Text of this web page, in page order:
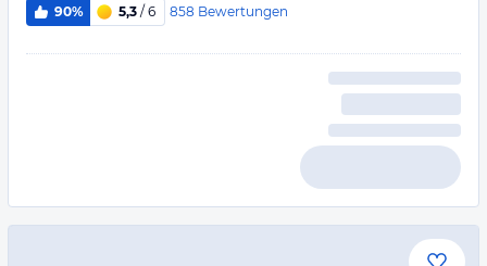
90% 5,3 / 6 858 Bewertungen